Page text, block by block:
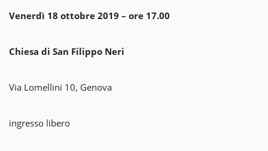
Venerdì 18 ottobre 2019 – ore 17.00
Chiesa di San Filippo Neri
Via Lomellini 10, Genova
ingresso libero